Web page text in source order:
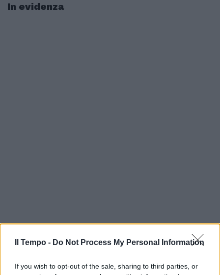
Il Tempo - Do Not Process My Personal Information
If you wish to opt-out of the sale, sharing to third parties, or
In evidenza